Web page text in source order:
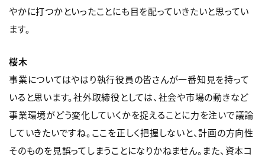
やかに打つかといったことにも目を配っていきたいと思ってい
ます。
桜木
事業についてはやはり執行役員の皆さんが一番知見を持って
いると思います。社外取締役としては、社会や市場の動きなど
事業環境がどう変化していくかを捉えることに力を注いで議論
していきたいですね。ここを正しく把握しないと、計画の方向性
そのものを見誤ってしまうことになりかねません。また、資本コ